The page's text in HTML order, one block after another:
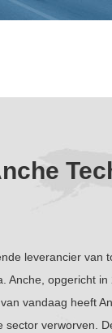
leverancier van
Anche, opgericht
vandaag heeft
sector verworven.